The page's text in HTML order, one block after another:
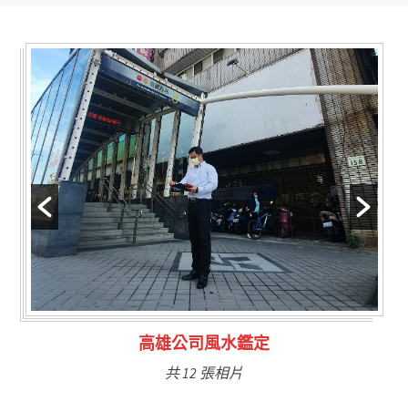
林氏福主量子生基造命
共 6 張相片